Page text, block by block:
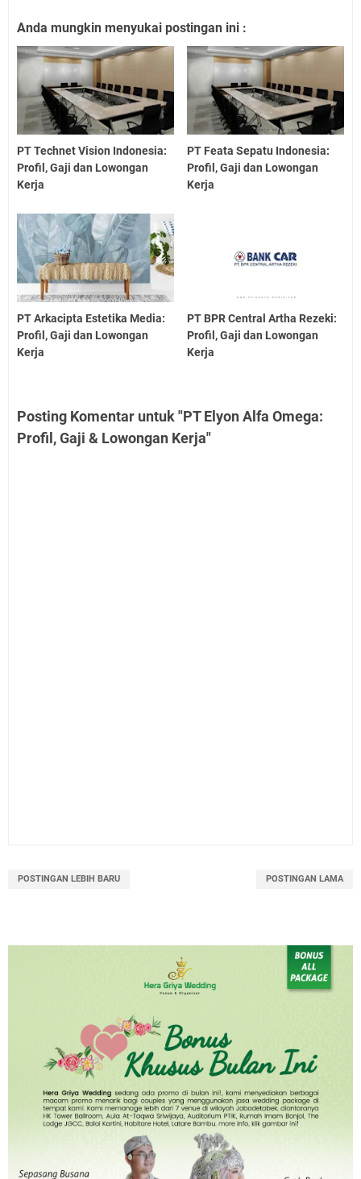
Anda mungkin menyukai postingan ini :
PT Technet Vision Indonesia:
Profil, Gaji dan Lowongan
Kerja
PT Feata Sepatu Indonesia:
Profil, Gaji dan Lowongan
Kerja
PT Arkacipta Estetika Media:
Profil, Gaji dan Lowongan
Kerja
PT BPR Central Artha Rezeki:
Profil, Gaji dan Lowongan
Kerja
Posting Komentar untuk "PT Elyon Alfa Omega:
Profil, Gaji & Lowongan Kerja"
POSTINGAN LEBIH BARU POSTINGAN LAMA